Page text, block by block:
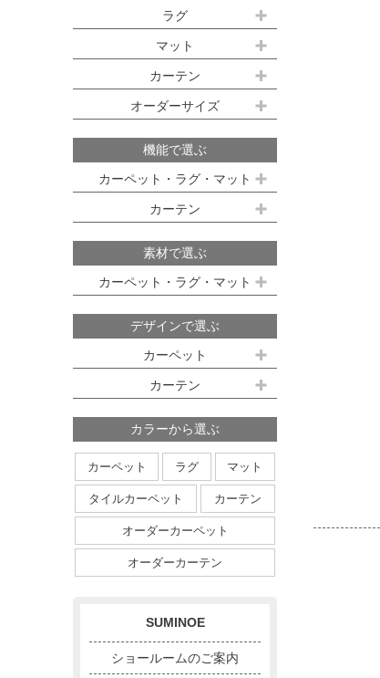
江戸間サイズ(3畳～10畳)
江戸間 3畳(176x261cm)
江戸間 4.5畳(261x261cm)
江戸間 6畳(261x352cm)
江戸間 8畳(352x352cm)
江戸間 10畳(352x440cm)
本間サイズ(3畳～8畳)
本間 3畳(191x286cm)
本間 8畳(382x382cm)
その他のサイズ
廊下敷き
ラグ
約100ｘ140cm
約140ｘ200cm(約1.5畳)
約160ｘ230cm(約2畳)
約200ｘ250cm(約3畳)
約200ｘ300cm(約3.5畳)
約250ｘ250cm
約250ｘ350cm
約300ｘ300cm
約300ｘ350cm
約350ｘ350cm
約350ｘ400cm
約350ｘ450cm
約350ｘ500cm
円形サイズ
ダイニングサイズ
マット
キッチンマット
デスクマット
カーテン
既製サイズ ドレープ(厚地)
100ｘ135cm
100ｘ178cm
100ｘ200cm
100ｘ133cm
100ｘ176cm
100ｘ198cm
オーダーサイズ
オーダーカーペット
オーダーキッチンマット
オーダーカーペットの測り方
オーダーカーテンの測り方
機能で選ぶ
カーペット・ラグ・マット
防炎 防音
消臭
すべり止め
遊び毛防止
アレルブロック
制電
日本製
ホットカーペット・床暖房対応
カーテン
洗える 遮光
防炎
アレルブロック
形態安定加工
形状記憶加工
日本製
素材で選ぶ
カーペット・ラグ・マット
ナイロン
ウール
デザインで選ぶ
カーペット
ストライプ＆ボーダー
円形
カーテン
北欧デザイン
ナチュラルデザイン
無地・無地調
抽象柄
花柄
植物柄
鳥・動物
ストライプ・ボーダー
チェック
ドット
サークル
カラーから選ぶ
カーペット ラグ マット
タイルカーペット カーテン
オーダーカーペット
オーダーカーテン
SUMINOE
ショールームのご案内